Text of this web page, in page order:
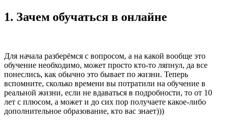
1. Зачем обучаться в онлайне
Для начала разберёмся с вопросом, а на какой вообще это
обучение необходимо, может просто кто-то ляпнул, да все
понеслись, как обычно это бывает по жизни. Теперь
вспомните, сколько времени вы потратили на обучение в
реальной жизни, если не вдаваться в подробности, то от 10
лет с плюсом, а может и до сих пор получаете какое-либо
дополнительное образование, кто вас знает)))